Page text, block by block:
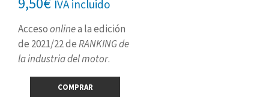
IVA incluido
Accesoonlinea la edición
de 2021/22 deRANKING de
la industria del motor.
COMPRAR